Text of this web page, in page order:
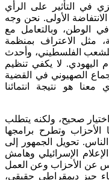
في التأثير على الرأي
الأولى. نحن وجه
الوطن، وبالتعامل مع
مثل الاعتراف بمنظمة
للشعب الفلسطيني، وأحدث
اليهودي. لا يكفي تنظيم
الصهيوني في القضية
معنا هو نتيجة انتمائنا
صحيح، ولكنه يتطلب
الأحزاب وتطرح برامجها
تحويل الجمهور إلى
الإسرائيلي وهامش
عن الأحزاب وعن العمل
حيز ديمقراطي حقيقي،